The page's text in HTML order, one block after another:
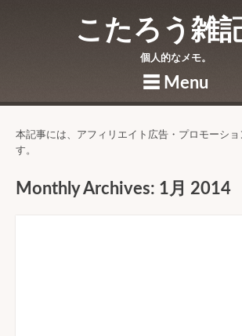
こたろう雑
個人的なメモ。
☰ Menu
Skip to content
本記事には、アフィリエイト広告・プロモーショ
す。
Monthly Archives: 1月 2014